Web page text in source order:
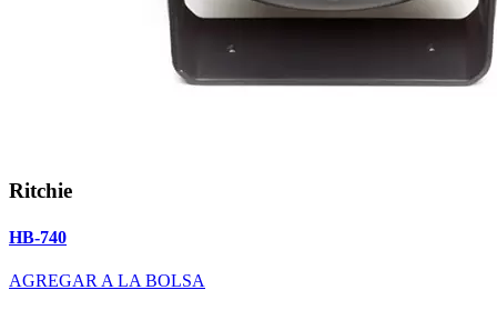
Ritchie
HB-740
AGREGAR A LA BOLSA